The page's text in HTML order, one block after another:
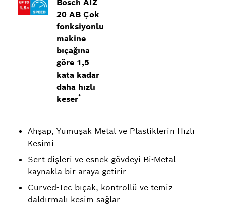
Bosch AIZ
20 AB Çok
fonksiyonlu
makine
bıçağına
göre 1,5
kata kadar
daha hızlı
keser*
Ahşap, Yumuşak Metal ve Plastiklerin Hızlı
Kesimi
Sert dişleri ve esnek gövdeyi Bi-Metal
kaynakla bir araya getirir
Curved-Tec bıçak, kontrollü ve temiz
daldırmalı kesim sağlar